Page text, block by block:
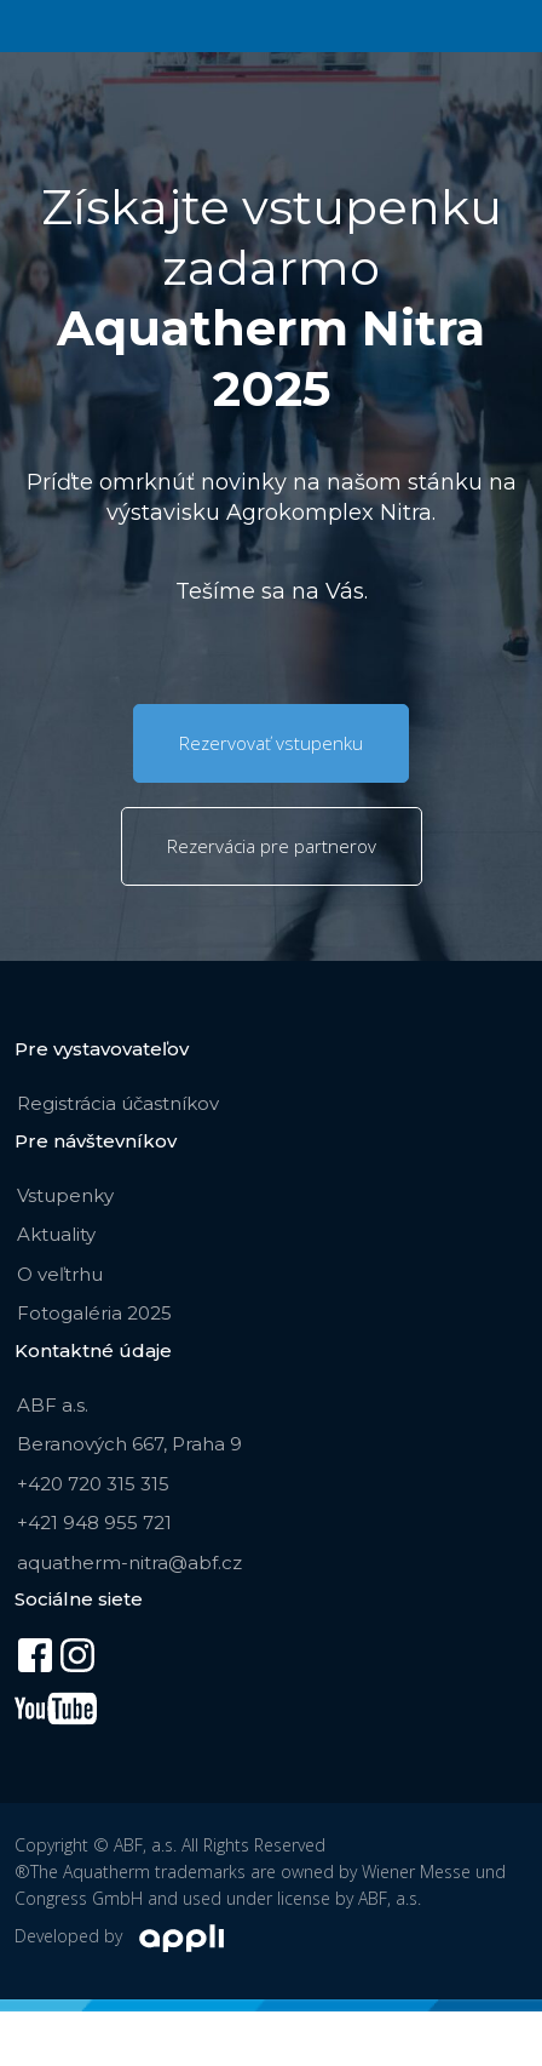
Získajte vstupenku
zadarmo
Aquatherm Nitra
2025
Príďte omrknúť novinky na našom stánku na
výstavisku Agrokomplex Nitra.
Tešíme sa na Vás.
Rezervovať vstupenku
Rezervácia pre partnerov
Pre vystavovateľov
Registrácia účastníkov
Pre návštevníkov
Vstupenky
Aktuality
O veľtrhu
Fotogaléria 2025
Kontaktné údaje
ABF a.s.
Beranových 667, Praha 9
+420 720 315 315
+421 948 955 721
aquatherm-nitra@abf.cz
Sociálne siete
Copyright © ABF, a.s. All Rights Reserved
®The Aquatherm trademarks are owned by Wiener Messe und
Congress GmbH and used under license by ABF, a.s.
Developed by